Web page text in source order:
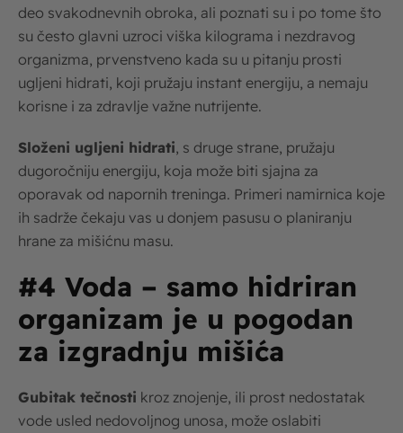
deo svakodnevnih obroka, ali poznati su i po tome što
su često glavni uzroci viška kilograma i nezdravog
organizma, prvenstveno kada su u pitanju prosti
ugljeni hidrati, koji pružaju instant energiju, a nemaju
korisne i za zdravlje važne nutrijente.
Složeni ugljeni hidrati , s druge strane, pružaju
dugoročniju energiju, koja može biti sjajna za
oporavak od napornih treninga. Primeri namirnica koje
ih sadrže čekaju vas u donjem pasusu o planiranju
hrane za mišićnu masu.
#4 Voda – samo hidriran
organizam je u pogodan
za izgradnju mišića
Gubitak tečnosti kroz znojenje, ili prost nedostatak
vode usled nedovoljnog unosa, može oslabiti